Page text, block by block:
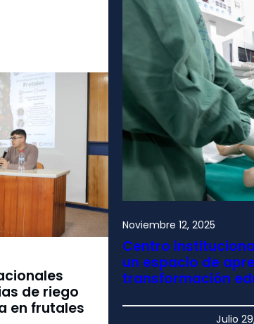
de riego
en frutales
Noviembre 12, 2025
Centro
un espacio de
transformación
Julio